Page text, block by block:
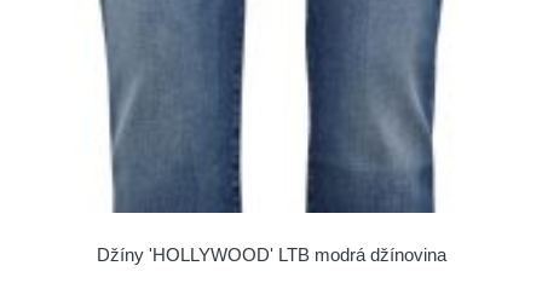
Džíny 'HOLLYWOOD' LTB modrá džínovina